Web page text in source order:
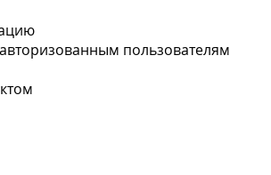
пользователям